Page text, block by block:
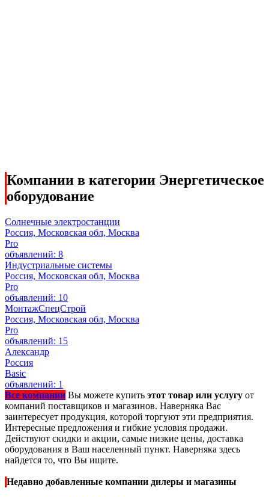
Компании в категории Энергетическое
оборудование
Солнечные электростанции
Россия, Московская обл, Москва
Pro
объявлений: 8
Индустриальные системы
Россия, Московская обл, Москва
Pro
объявлений: 10
МонтажСпецСтрой
Россия, Московская обл, Москва
Pro
объявлений: 15
Александр
Россия
Basic
объявлений: 1
Все компании Вы можете купить этот товар или услугу от
компаний поставщиков и магазинов. Наверняка Вас
заинтересует продукция, которой торгуют эти предприятия.
Интересные предложения и гибкие условия продажи.
Действуют скидки и акции, самые низкие цены, доставка
оборудования в Ваш населенный пункт. Наверняка здесь
найдется то, что Вы ищите.
Недавно добавленные компании дилеры и магазины